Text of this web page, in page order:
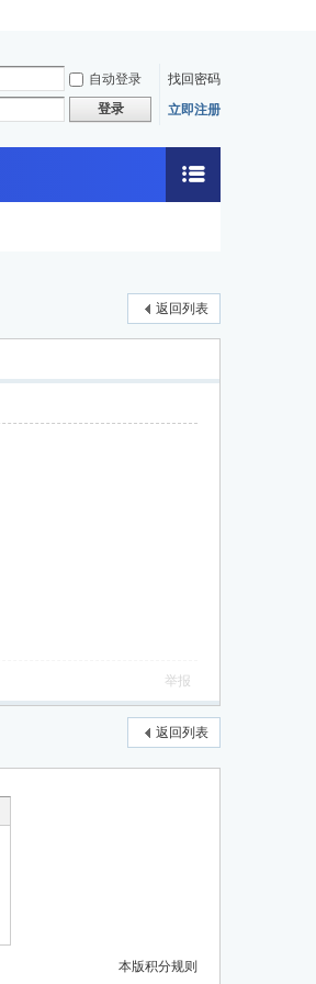
自动登录
找回密码
登录 立即注册
返回列表
举报
返回列表
本版积分规则